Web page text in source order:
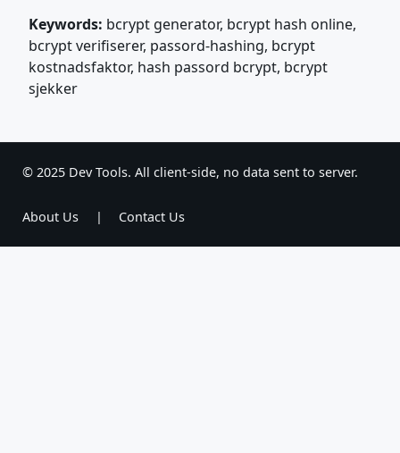
Keywords: bcrypt generator, bcrypt hash online,
bcrypt verifiserer, passord-hashing, bcrypt
kostnadsfaktor, hash passord bcrypt, bcrypt
sjekker
© 2025 Dev Tools. All client-side, no data sent to server.
About Us | Contact Us